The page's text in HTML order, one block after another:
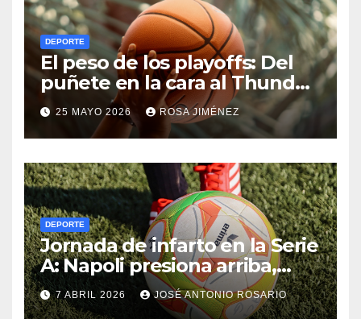
DEPORTE
El peso de los playoffs: Del
puñete en la cara al Thunder
hasta el olimpo de las
leyendas de la NBA
25 MAYO 2026 ROSA JIMÉNEZ
DEPORTE
Jornada de infarto en la Serie
A: Napoli presiona arriba,
Juventus cumple y el
Udinese suma fuera de casa
7 ABRIL 2026 JOSÉ ANTONIO ROSARIO